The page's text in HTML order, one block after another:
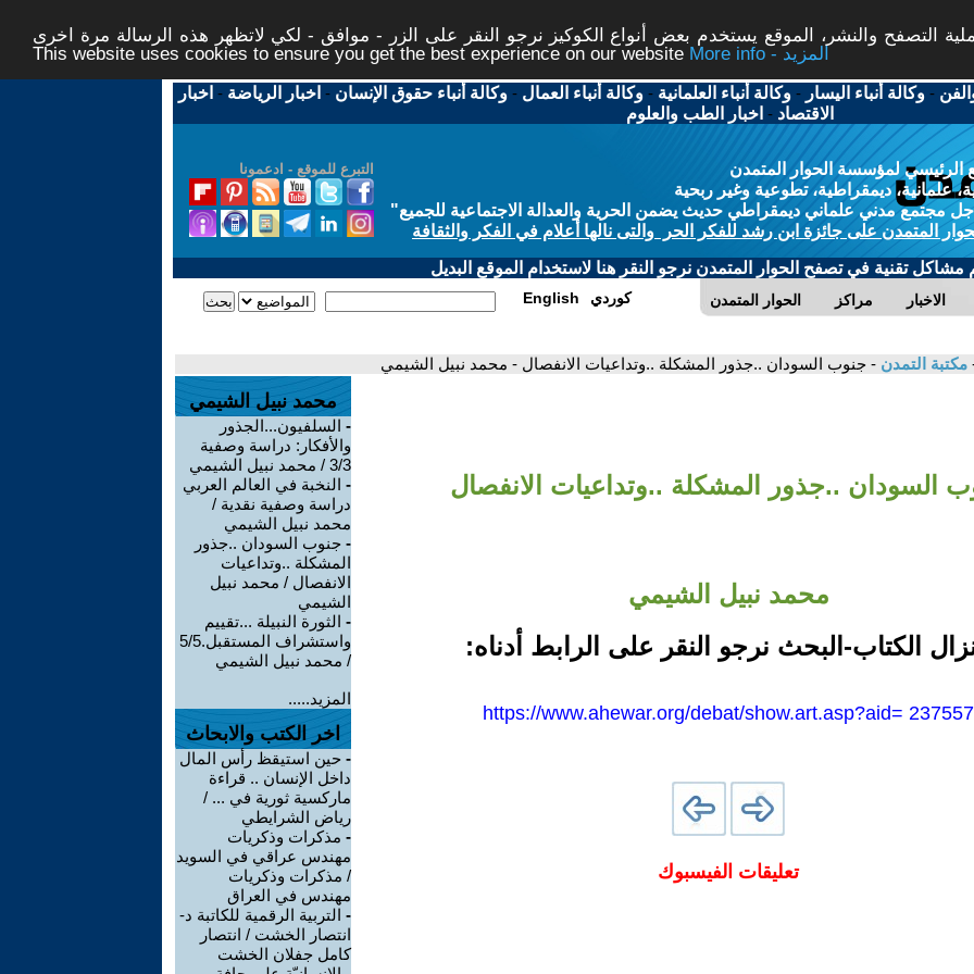
التصفح والنشر، الموقع يستخدم بعض أنواع الكوكيز نرجو النقر على الزر - موافق - لكي لاتظهر هذه الرسالة مرة اخرى -
This website uses cookies to ensure you get the best experience on our website
More info - المزيد
-وكالة أنباء اليسار -وكالة أنباء العلمانية -وكالة أنباء العمال -وكالة أنباء حقوق الإنسان - اخبار الرياضة - اخبار
الاقتصاد - اخبار الطب والعلوم
التبرع للموقع - ادعمونا
الرئيسي لمؤسسة الحوار المتمدن
علمانية، ديمقراطية، تطوعية وغير ربحية
مجتمع مدني علماني ديمقراطي حديث يضمن الحرية والعدالة الاجتماعية للجميع"
المتمدن على جائزة ابن رشد للفكر الحر والتى نالها أعلام في الفكر والثقافة
مشاكل تقنية في تصفح الحوار المتمدن نرجو النقر هنا لاستخدام الموقع البديل
الحوار المتمدن مراكز الاخبار English كوردي
مكتبة التمدن - جنوب السودان ..جذور المشكلة ..وتداعيات الانفصال - محمد نبيل الشيمي
السودان ..جذور المشكلة ..وتداعيات الانفصال
محمد نبيل الشيمي
الكتاب-البحث نرجو النقر على الرابط أدناه:
https://www.ahewar.org/debat/show.art.asp?aid= 237557
تعليقات الفيسبوك
محمد نبيل الشيمي
- السلفيون...الجذور
والأفكار: دراسة وصفية
3/3 / محمد نبيل الشيمي
- النخبة في العالم العربي
دراسة وصفية نقدية /
محمد نبيل الشيمي
- جنوب السودان ..جذور
المشكلة ..وتداعيات
الانفصال / محمد نبيل
الشيمي
- الثورة النبيلة ...تقييم
واستشراف المستقبل.5/5
/ محمد نبيل الشيمي
المزيد.....
اخر الكتب والابحاث
- حين استيقظ رأس المال
داخل الإنسان .. قراءة
ماركسية ثورية في ... /
رياض الشرايطي
- مذكرات وذكريات
مهندس عراقي في السويد
/ مذكرات وذكريات
مهندس في العراق
- التربية الرقمية للكاتبة د-
انتصار الخشت / انتصار
كامل جفلان الخشت